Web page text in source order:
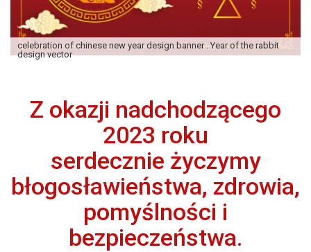
celebration of chinese new year design banner . Year of the rabbit
design vector
Z okazji nadchodzącego
2023 roku
serdecznie życzymy
błogosławieństwa, zdrowia,
pomyślności i
bezpieczeństwa.